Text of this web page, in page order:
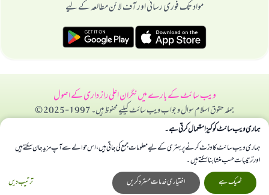
مواد تک فوری رسائی اور آف لائن مطالعہ کے لیے
ویب سائٹ کے بارے میںنگران اعلیراز داری کے اصول
جملہ حقوق اسلام سوال و جواب ویب سائٹ کیلیے محفوظ ہیں۔ 1997-2025 ©
ہماری ویب سائٹ کوکیز استعمال کرتی ہے۔
ہماری ویب سائٹ کا وزٹ کرنے پر بہتری کے لیے معلومات جمع کی جاتی ہیں، اس حوالے سے آپ مزید جان سکتے ہیں
اور ترتیبات حسب منشا بنا سکتے ہیں۔
ترتیب دیں
اختیاری خدمات مسترد کریں ٹھیک ہے